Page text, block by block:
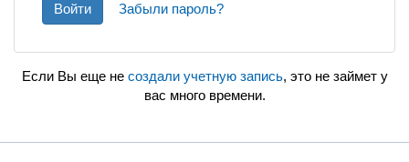
Войти Забыли пароль?
Если Вы еще не создали учетную запись, это не займет у
вас много времени.